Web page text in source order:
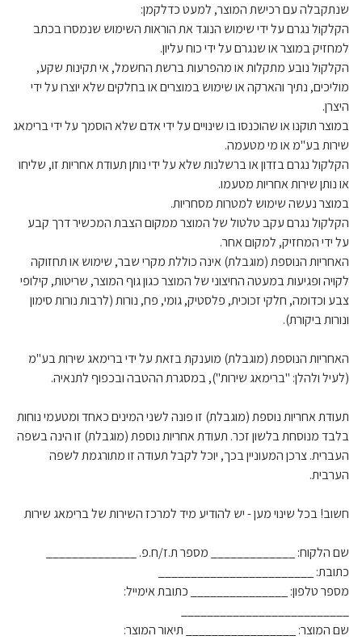
שנתקבלה עם רכישת המוצר, למעט כדלקמן:
הקלקול נגרם על ידי שימוש הנוגד את הוראות השימוש שנמסרו בכתב
למחזיק במוצר או שנגרם על ידי כוח עליון.
הקלקול נובע מתקלות או מהפרעות ברשת החשמל, אי תקינות שקע,
מוליכים, נתיך והארקה או שימוש במוצרים או בחלקים שלא יוצרו על ידי
היצרן.
במוצר תוקנו או שהוכנסו בו שינויים על ידי אדם שלא הוסמך על ידי ברימאג
שירות בע"מ או מי מטעמה.
הקלקול נגרם בזדון או ברשלנות שלא על ידי נותן תעודת אחריות זו, שליחו
או נותן שירות אחריות מטעמו.
במוצר נעשה שימוש למטרות מסחריות.
הקלקול נגרם עקב טלטול של המוצר ממקום הצבת המכשיר דרך קבע
על ידי המחזיק, למקום אחר.
האחריות הנוספת (מוגבלת) אינה כוללת מקרי שבר, שימוש או תחזוקה
לקויה ופגיעות במעטה החיצוני של המוצר כגון גוף המוצר, שריטות, קילופי
צבע וכדומה, חלקי זכוכית, פלסטיק, גומי, פח, נורות (לרבות נורות סימון
ונורות ביקורת).
האחריות הנוספת (מוגבלת) מוענקת בזאת על ידי ברימאג שירות בע"מ
(לעיל ולהלן: "ברימאג שירות"), במסגרת ההטבה ובכפוף לתנאיה.
תעודת אחריות נוספת (מוגבלת) זו פונה לשני המינים כאחד ומטעמי נוחות
בלבד מנוסחת בלשון זכר. תעודת אחריות נוספת (מוגבלת) זו הינה בשפה
העברית. צרכן המעוניין בכך, יוכל לקבל תעודה זו מתורגמת לשפה
הערבית.
חשוב! בכל שינוי מען - יש להודיע מיד למרכז השירות של ברימאג שירות
שם הלקוח: _____________ מספר ת.ז/ח.פ. ______________
כתובת: ________________________
מספר טלפון: _______________ כתובת אימייל:
שם המוצר: _________________ תיאור המוצר: